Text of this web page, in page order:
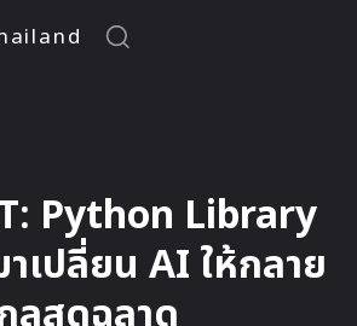
Python Library
เปลี่ยน AI ให้กลาย